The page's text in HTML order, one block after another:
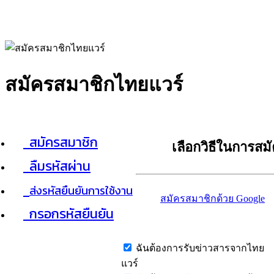
สมัครสมาชิกไทยแวร์
สมัครสมาชิก
ลืมรหัสผ่าน
ส่งรหัสยืนยันการใช้งาน
กรอกรหัสยืนยัน
เลือกวิธีในการส
สมัครสมาชิกด้วย Google
ฉันต้องการรับข่าวสารจากไทย
แวร์